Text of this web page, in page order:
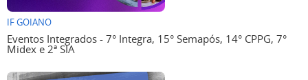
IF GOIANO
Eventos Integrados - 7° Integra, 15° Semapós, 14° CPPG, 7°
Midex e 2ª SIA